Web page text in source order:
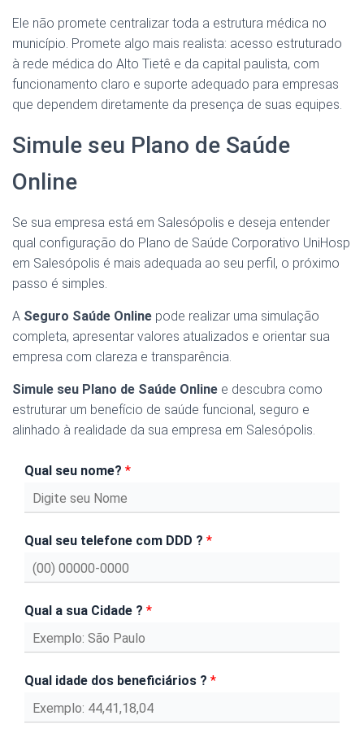
Ele não promete centralizar toda a estrutura médica no
município. Promete algo mais realista: acesso estruturado
à rede médica do Alto Tietê e da capital paulista, com
funcionamento claro e suporte adequado para empresas
que dependem diretamente da presença de suas equipes.
Simule seu Plano de Saúde
Online
Se sua empresa está em Salesópolis e deseja entender
qual configuração do Plano de Saúde Corporativo UniHosp
em Salesópolis é mais adequada ao seu perfil, o próximo
passo é simples.
A Seguro Saúde Online pode realizar uma simulação
completa, apresentar valores atualizados e orientar sua
empresa com clareza e transparência.
Simule seu Plano de Saúde Online e descubra como
estruturar um benefício de saúde funcional, seguro e
alinhado à realidade da sua empresa em Salesópolis.
Qual seu nome? *
Qual seu telefone com DDD ? *
Qual a sua Cidade ? *
Qual idade dos beneficiários ? *